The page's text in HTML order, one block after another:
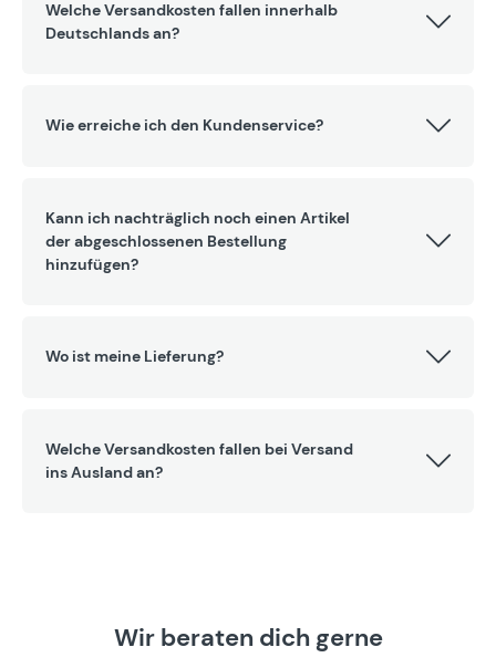
Welche Versandkosten fallen innerhalb
Deutschlands an?
Wie erreiche ich den Kundenservice?
Kann ich nachträglich noch einen Artikel
der abgeschlossenen Bestellung
hinzufügen?
Wo ist meine Lieferung?
Welche Versandkosten fallen bei Versand
ins Ausland an?
Wir beraten dich gerne